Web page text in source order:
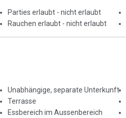
Parties erlaubt - nicht erlaubt
Rauchen erlaubt - nicht erlaubt
Unabhängige, separate Unterkunft
Terrasse
Essbereich im Aussenbereich